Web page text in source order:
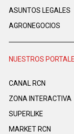
ASUNTOS LEGALES
AGRONEGOCIOS
NUESTROS
CANAL RCN
ZONA INTERACTIVA
SUPERLIKE
MARKET RCN